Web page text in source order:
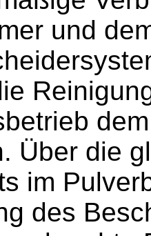
und
Über die
im
des